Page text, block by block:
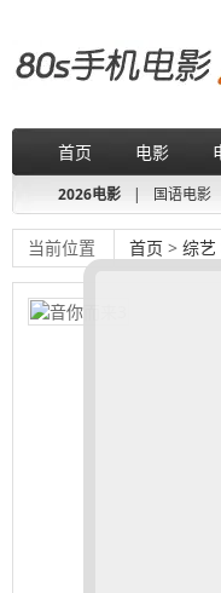
首页 电影
2026电影 | 国语电影
当前位置 首页 > 综艺